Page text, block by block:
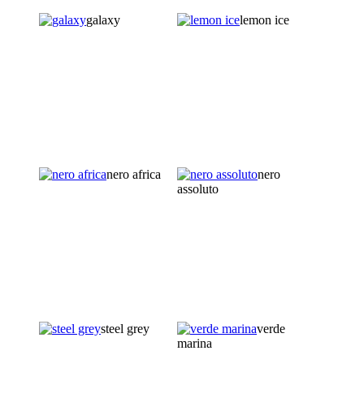
galaxy lemon ice
nero africa
nero
assoluto
steel grey
verde
marina